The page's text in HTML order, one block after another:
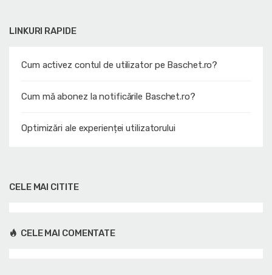
LINKURI RAPIDE
Cum activez contul de utilizator pe Baschet.ro?
Cum mă abonez la notificările Baschet.ro?
Optimizări ale experienței utilizatorului
CELE MAI CITITE
CELE MAI COMENTATE